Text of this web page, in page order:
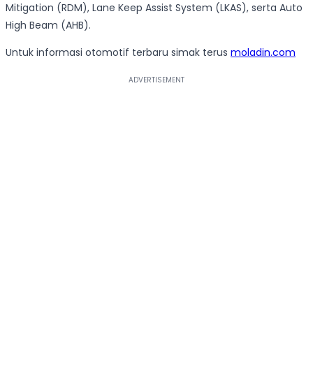
Mitigation (RDM), Lane Keep Assist System (LKAS), serta Auto
High Beam (AHB).
Untuk informasi otomotif terbaru simak terus moladin.com